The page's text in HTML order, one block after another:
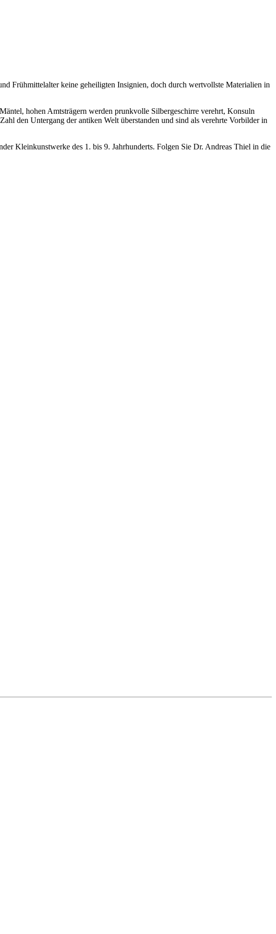
Frühmittelalter keine geheiligten Insignien, doch durch wertvollste Materialien in
hohen Amtsträgern werden prunkvolle Silbergeschirre verehrt, Konsuln
den Untergang der antiken Welt überstanden und sind als verehrte Vorbilder in
Kleinkunstwerke des 1. bis 9. Jahrhunderts. Folgen Sie Dr. Andreas Thiel in die